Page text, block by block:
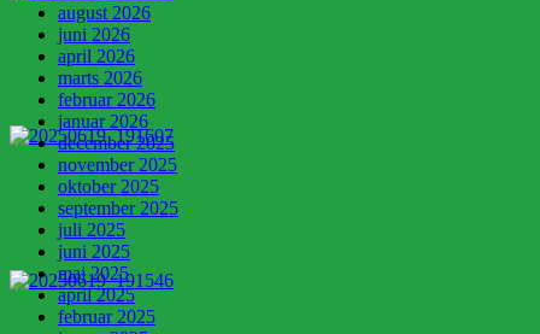
august 2026
juni 2026
april 2026
marts 2026
februar 2026
januar 2026
december 2025
november 2025
oktober 2025
september 2025
juli 2025
juni 2025
maj 2025
april 2025
februar 2025